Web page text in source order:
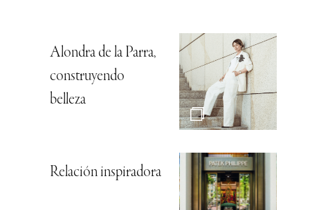
Alondra de la Parra,
construyendo
belleza
Relación inspiradora